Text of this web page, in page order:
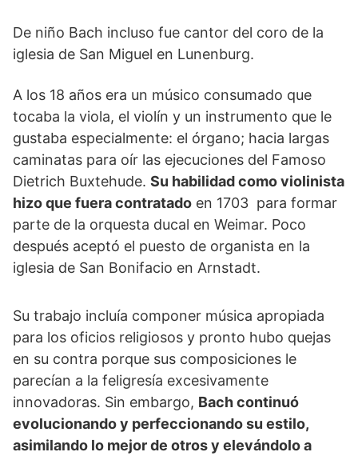
De niño Bach incluso fue cantor del coro de la
iglesia de San Miguel en Lunenburg.
A los 18 años era un músico consumado que
tocaba la viola, el violín y un instrumento que le
gustaba especialmente: el órgano; hacia largas
caminatas para oír las ejecuciones del Famoso
Dietrich Buxtehude. Su habilidad como violinista
hizo que fuera contratado en 1703 para formar
parte de la orquesta ducal en Weimar. Poco
después aceptó el puesto de organista en la
iglesia de San Bonifacio en Arnstadt.
Su trabajo incluía componer música apropiada
para los oficios religiosos y pronto hubo quejas
en su contra porque sus composiciones le
parecían a la feligresía excesivamente
innovadoras. Sin embargo, Bach continuó
evolucionando y perfeccionando su estilo,
asimilando lo mejor de otros y elevándolo a